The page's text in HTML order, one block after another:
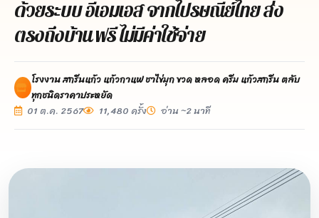
ด้วยระบบ อีเอมเอส จากไปรษณีย์ไทย ส่ง
ตรงถึงบ้าน ฟรี ไม่มีค่าใช้จ่าย
โรงงาน สกรีนแก้ว แก้วกาแฟ ชาไข่มุก ขวด หลอด ครีม แก้วสกรีน ตลับ
ทุกชนิดราคาประหยัด
01 ต.ค. 2567
11,480 ครั้ง อ่าน ~2 นาที